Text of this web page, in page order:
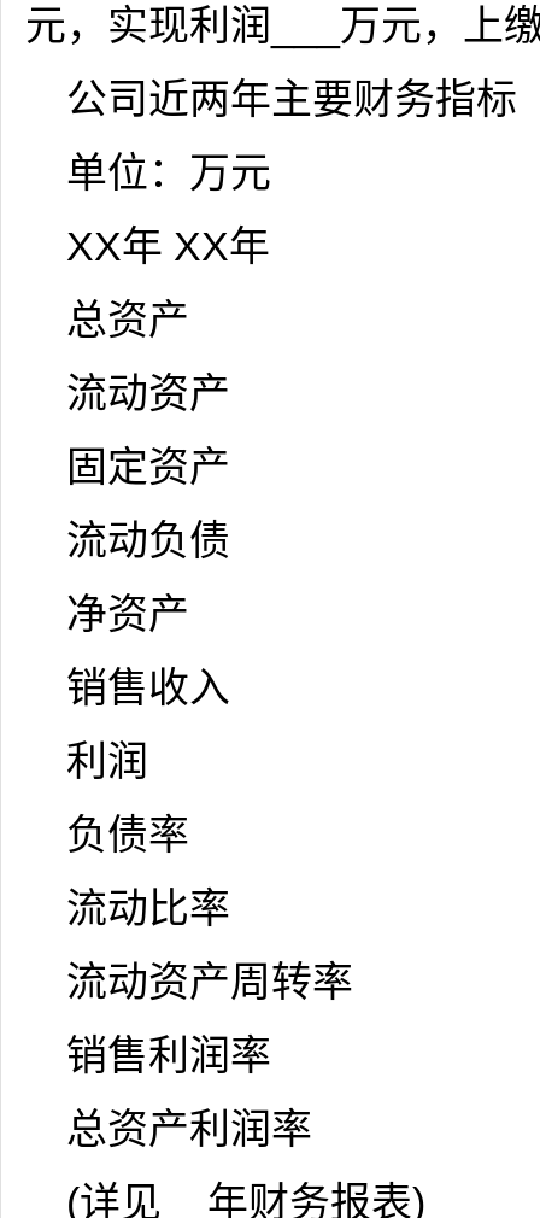
元，实现利润___万元，上
公司近两年主要财务指标
单位：万元
XX年 XX年
总资产
流动资产
固定资产
流动负债
净资产
销售收入
利润
负债率
流动比率
流动资产周转率
销售利润率
总资产利润率
(详见__年财务报表)